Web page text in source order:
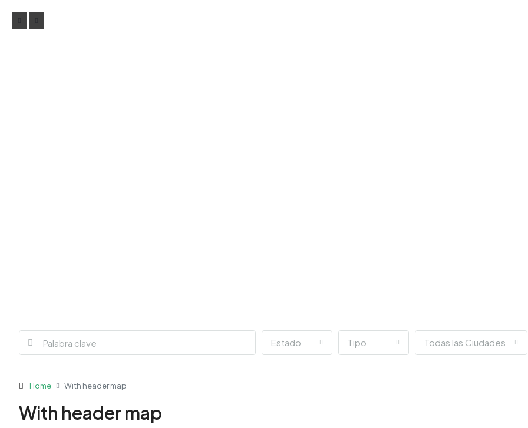
Estado Tipo Todas las Ciudades
Home With header map
With header map